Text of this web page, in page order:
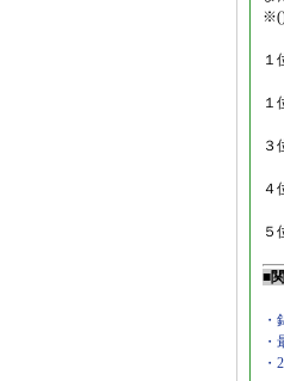
１
１
３
４
５
■